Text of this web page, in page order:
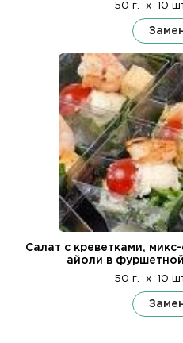
50 г. x 10
Салат с креветками,
айоли в
50 г. x 10